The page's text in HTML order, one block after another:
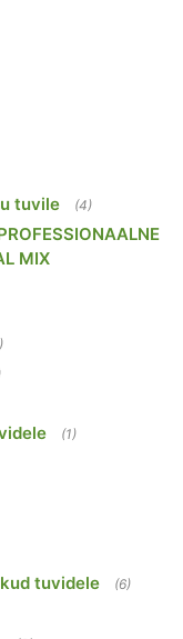
tuvile (4)
MIX
(1)
tuvidele (6)